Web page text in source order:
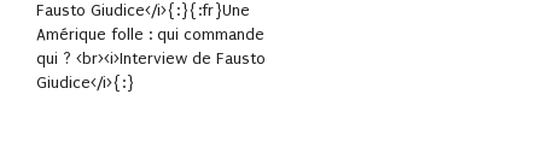
Fausto Giudice</i>{:}{:fr}Une
Amérique folle : qui commande
qui ? <br><i>Interview de Fausto
Giudice</i>{:}